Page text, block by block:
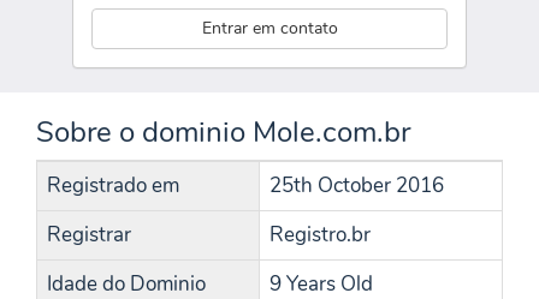
Entrar em contato
Sobre o dominio Mole.com.br
Registrado em
25th October 2016
Registrar
Registro.br
Idade do Dominio
9 Years Old